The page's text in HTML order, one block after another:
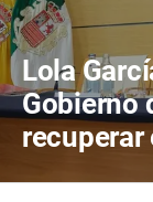
Lola
Gobierno